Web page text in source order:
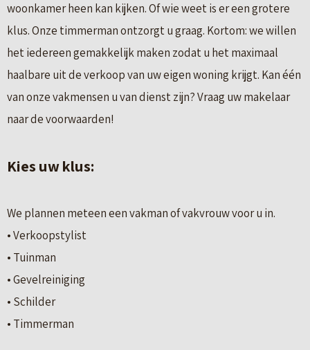
woonkamer heen kan kijken. Of wie weet is er een grotere
klus. Onze timmerman ontzorgt u graag. Kortom: we willen
het iedereen gemakkelijk maken zodat u het maximaal
haalbare uit de verkoop van uw eigen woning krijgt. Kan één
van onze vakmensen u van dienst zijn? Vraag uw makelaar
naar de voorwaarden!
Kies uw klus:
We plannen meteen een vakman of vakvrouw voor u in.
• Verkoopstylist
• Tuinman
• Gevelreiniging
• Schilder
• Timmerman